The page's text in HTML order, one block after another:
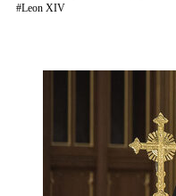
#Leon XIV